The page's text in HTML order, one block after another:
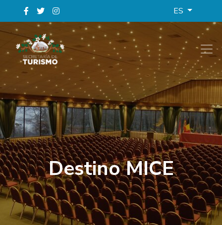
ES
Destino MICE